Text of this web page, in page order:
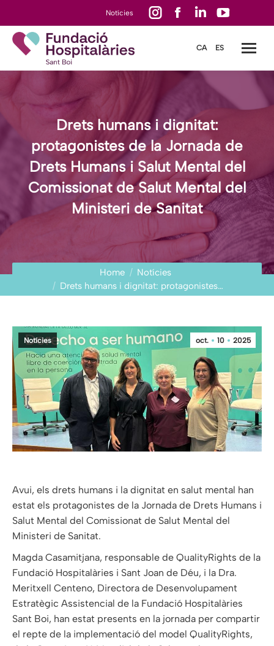
Notícies
Instagram
in
Facebook
opens
in
window
Linkedin
opens
in
new
window
YouTube
opens
in
window
CA ES
Drets humans i dignitat:
protagonistes de la Jornada de
Drets Humans i Salut Mental del
Comissionat de Salut Mental del
Ministeri de Sanitat
Home
Notícies
Drets humans i dignitat: protagonistes…
oct. 10 2025
Notícies
Avui, els drets humans i la dignitat en salut mental han
estat els protagonistes de la Jornada de Drets Humans i
Salut Mental del Comissionat de Salut Mental del
Ministeri de Sanitat.
Magda Casamitjana, responsable de QualityRights de la
Fundació Hospitalàries i Sant Joan de Déu, i la Dra.
Meritxell Centeno, Directora de Desenvolupament
Estratègic Assistencial de la Fundació Hospitalàries
Sant Boi, han estat presents en la jornada per compartir
el repte de la implementació del model QualityRights,